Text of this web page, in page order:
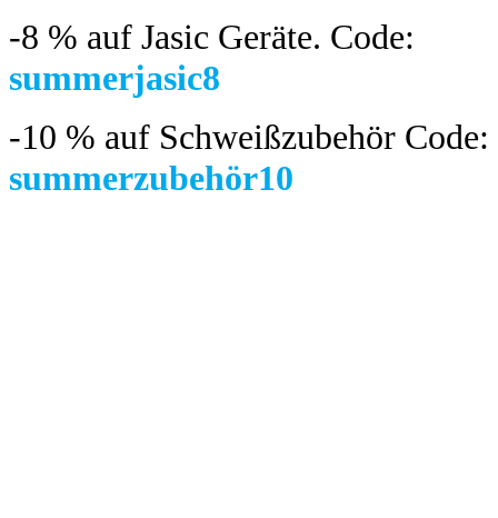
-8 % auf Jasic Geräte. Code:
summerjasic8
-10 % auf Schweißzubehör Code:
summerzubehör10